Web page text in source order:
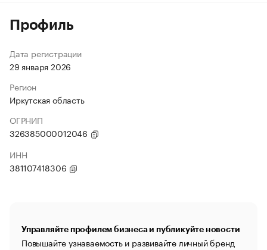
Профиль
Дата регистрации
29 января 2026
Регион
Иркутская область
ОГРНИП
326385000012046
ИНН
381107418306
Управляйте профилем бизнеса и публикуйте новости
Повышайте узнаваемость и развивайте личный бренд